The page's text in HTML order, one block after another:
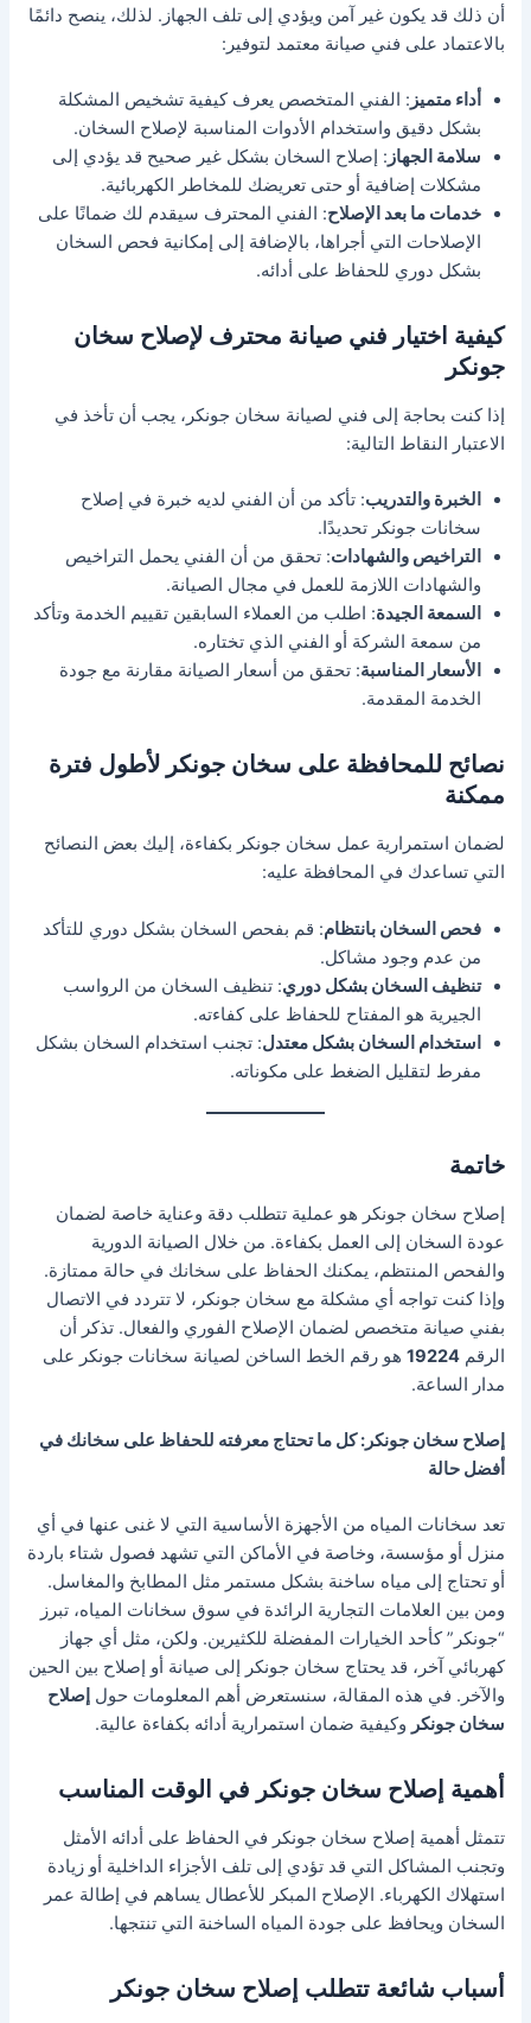
أن ذلك قد يكون غير آمن ويؤدي إلى تلف الجهاز. لذلك، ينصح دائمًا
بالاعتماد على فني صيانة معتمد لتوفير:
أداء متميز : الفني المتخصص يعرف كيفية تشخيص المشكلة
بشكل دقيق واستخدام الأدوات المناسبة لإصلاح السخان.
سلامة الجهاز : إصلاح السخان بشكل غير صحيح قد يؤدي إلى
مشكلات إضافية أو حتى تعريضك للمخاطر الكهربائية.
خدمات ما بعد الإصلاح: الفني المحترف سيقدم لك ضمانًا على
الإصلاحات التي أجراها، بالإضافة إلى إمكانية فحص السخان
بشكل دوري للحفاظ على أدائه.
كيفية اختيار فني صيانة محترف لإصلاح سخان
جونكر
إذا كنت بحاجة إلى فني لصيانة سخان جونكر، يجب أن تأخذ في
الاعتبار النقاط التالية:
الخبرة والتدريب: تأكد من أن الفني لديه خبرة في إصلاح
سخانات جونكر تحديدًا.
التراخيص والشهادات: تحقق من أن الفني يحمل التراخيص
والشهادات اللازمة للعمل في مجال الصيانة.
السمعة الجيدة: اطلب من العملاء السابقين تقييم الخدمة وتأكد
من سمعة الشركة أو الفني الذي تختاره.
الأسعار المناسبة: تحقق من أسعار الصيانة مقارنة مع جودة
الخدمة المقدمة.
نصائح للمحافظة على سخان جونكر لأطول فترة
ممكنة
لضمان استمرارية عمل سخان جونكر بكفاءة، إليك بعض النصائح
التي تساعدك في المحافظة عليه:
فحص السخان بانتظام: قم بفحص السخان بشكل دوري للتأكد
من عدم وجود مشاكل.
تنظيف السخان بشكل دوري: تنظيف السخان من الرواسب
الجيرية هو المفتاح للحفاظ على كفاءته.
استخدام السخان بشكل معتدل: تجنب استخدام السخان بشكل
مفرط لتقليل الضغط على مكوناته.
خاتمة
إصلاح سخان جونكر هو عملية تتطلب دقة وعناية خاصة لضمان
عودة السخان إلى العمل بكفاءة. من خلال الصيانة الدورية
والفحص المنتظم، يمكنك الحفاظ على سخانك في حالة ممتازة.
وإذا كنت تواجه أي مشكلة مع سخان جونكر، لا تتردد في الاتصال
بفني صيانة متخصص لضمان الإصلاح الفوري والفعال. تذكر أن
الرقم19224 هو رقم الخط الساخن لصيانة سخانات جونكر على
مدار الساعة.
إصلاح سخان جونكر: كل ما تحتاج معرفته للحفاظ على سخانك في
أفضل حالة
تعد سخانات المياه من الأجهزة الأساسية التي لا غنى عنها في أي
منزل أو مؤسسة، وخاصة في الأماكن التي تشهد فصول شتاء باردة
أو تحتاج إلى مياه ساخنة بشكل مستمر مثل المطابخ والمغاسل.
ومن بين العلامات التجارية الرائدة في سوق سخانات المياه، تبرز
“جونكر” كأحد الخيارات المفضلة للكثيرين. ولكن، مثل أي جهاز
كهربائي آخر، قد يحتاج سخان جونكر إلى صيانة أو إصلاح بين الحين
والآخر. في هذه المقالة، سنستعرض أهم المعلومات حولإصلاح
سخان جونكر وكيفية ضمان استمرارية أدائه بكفاءة عالية.
أهمية إصلاح سخان جونكر في الوقت المناسب
تتمثل أهمية إصلاح سخان جونكر في الحفاظ على أدائه الأمثل
وتجنب المشاكل التي قد تؤدي إلى تلف الأجزاء الداخلية أو زيادة
استهلاك الكهرباء. الإصلاح المبكر للأعطال يساهم في إطالة عمر
السخان ويحافظ على جودة المياه الساخنة التي تنتجها.
أسباب شائعة تتطلب إصلاح سخان جونكر